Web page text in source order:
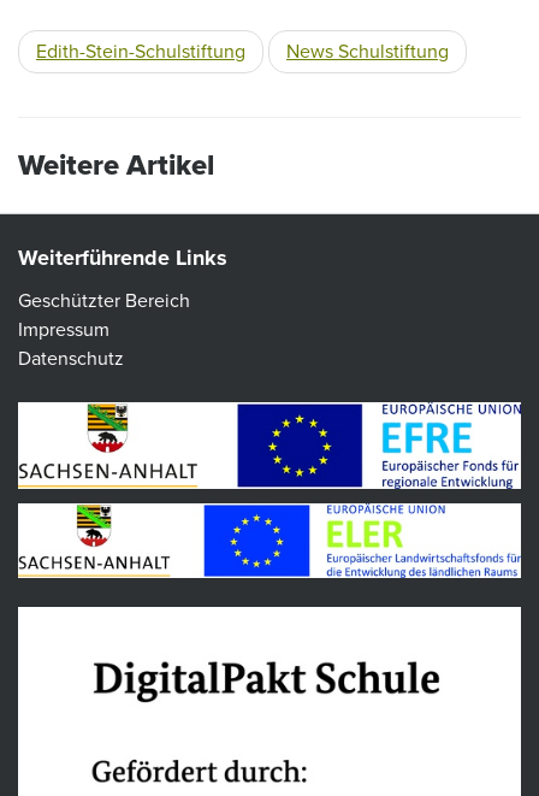
Edith-Stein-Schulstiftung News Schulstiftung
Weitere Artikel
Weiterführende Links
Geschützter Bereich
Impressum
Datenschutz